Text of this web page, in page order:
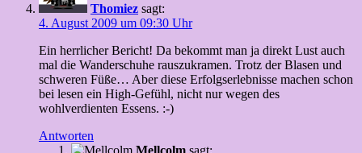
Thomiez sagt:
4. August 2009 um 09:30 Uhr
Ein herrlicher Bericht! Da bekommt man ja direkt Lust auch
mal die Wanderschuhe rauszukramen. Trotz der Blasen und
schweren Füße… Aber diese Erfolgserlebnisse machen schon
bei lesen ein High-Gefühl, nicht nur wegen des
wohlverdienten Essens. :-)
Antworten
Mellcolm sagt: